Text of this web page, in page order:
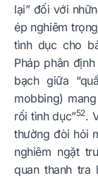
lại” đối với
ép nghiêm
tình dục cho
Pháp phân
bạch giữa
mobbing)
rối tình dục”52.
thường đòi hỏi
nghiêm ngặt
quan thanh tra